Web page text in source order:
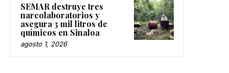
SEMAR destruye tres
narcolaboratorios y
asegura 3 mil litros de
químicos en Sinaloa
agosto 1, 2026